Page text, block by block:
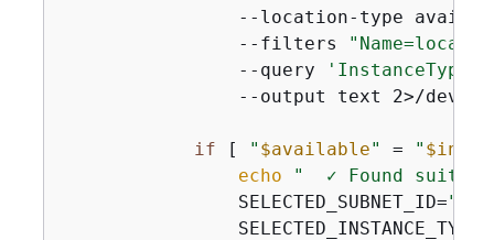
--location-type
                --filters
                --query
--output text 2>/dev/
if [ " $available" = "
echo
"  ✓ Found
                SELECTED_SUBNET_ID=
"
                SELECTED_INSTANCE_TYPE=